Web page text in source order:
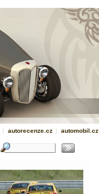
| autorecenze.cz | automobil.cz